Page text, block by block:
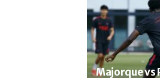
Majorque vs